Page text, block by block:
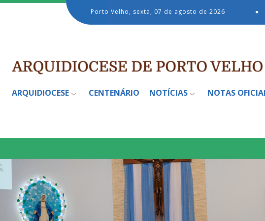
Porto Velho, sexta, 07 de agosto de 2026 ●
ARQUIDIOCESE CENTENÁRIO NOTÍCIAS NOTAS